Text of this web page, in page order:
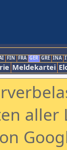
FIN FRA GER GRE INA
Meldekartei
aller